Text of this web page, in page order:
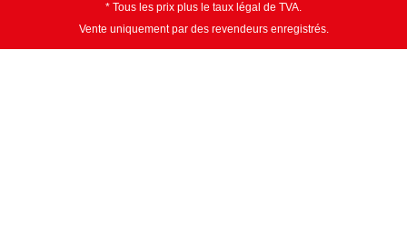
* Tous les prix plus le taux légal de TVA.
Vente uniquement par des revendeurs enregistrés.